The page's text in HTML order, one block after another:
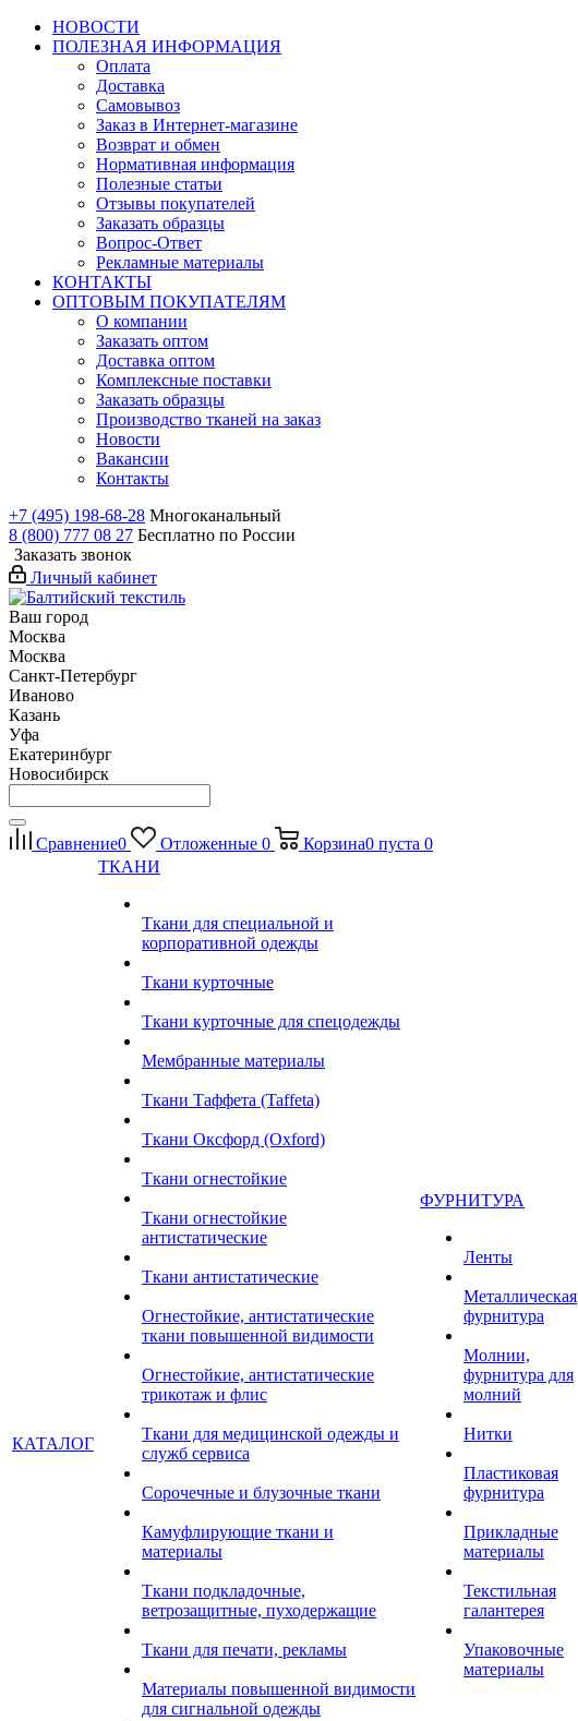
НОВОСТИ
ПОЛЕЗНАЯ ИНФОРМАЦИЯ
Оплата
Доставка
Самовывоз
Заказ в Интернет-магазине
Возврат и обмен
Нормативная информация
Полезные статьи
Отзывы покупателей
Заказать образцы
Вопрос-Ответ
Рекламные материалы
КОНТАКТЫ
ОПТОВЫМ ПОКУПАТЕЛЯМ
О компании
Заказать оптом
Доставка оптом
Комплексные поставки
Заказать образцы
Производство тканей на заказ
Новости
Вакансии
Контакты
+7 (495) 198-68-28 Многоканальный
8 (800) 777 08 27 Бесплатно по России
Заказать звонок
Личный кабинет
Ваш город
Москва
Москва
Санкт-Петербург
Иваново
Казань
Уфа
Екатеринбург
Новосибирск
Сравнение0 Отложенные 0 Корзина0 пуста 0
КАТАЛОГ
ТКАНИ
Ткани для специальной и
корпоративной одежды
Ткани курточные
Ткани курточные для спецодежды
Мембранные материалы
Ткани Таффета (Taffeta)
Ткани Оксфорд (Oxford)
Ткани огнестойкие
Ткани огнестойкие
антистатические
Ткани антистатические
Огнестойкие, антистатические
ткани повышенной видимости
Огнестойкие, антистатические
трикотаж и флис
Ткани для медицинской одежды и
служб сервиса
Сорочечные и блузочные ткани
Камуфлирующие ткани и
материалы
Ткани подкладочные,
ветрозащитные, пуходержащие
Ткани для печати, рекламы
Материалы повышенной видимости
для сигнальной одежды
ФУРНИТУРА
Ленты
Металлическая
фурнитура
Молнии,
фурнитура для
молний
Нитки
Пластиковая
фурнитура
Прикладные
материалы
Текстильная
галантерея
Упаковочные
материалы